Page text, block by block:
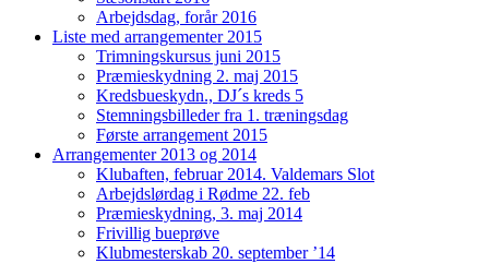
Arbejdsdag, forår 2016
Liste med arrangementer 2015
Trimningskursus juni 2015
Præmieskydning 2. maj 2015
Kredsbueskydn., DJ´s kreds 5
Stemningsbilleder fra 1. træningsdag
Første arrangement 2015
Arrangementer 2013 og 2014
Klubaften, februar 2014. Valdemars Slot
Arbejdslørdag i Rødme 22. feb
Præmieskydning, 3. maj 2014
Frivillig bueprøve
Klubmesterskab 20. september ’14